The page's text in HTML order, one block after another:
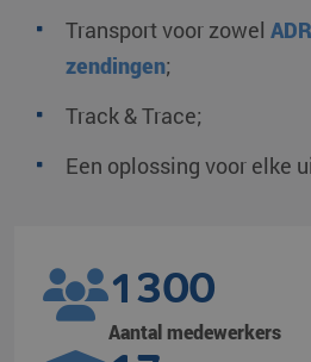
Transport voor zowel
zendingen;
Track & Trace;
Een oplossing voor elke
1300
Aantal medewerkers